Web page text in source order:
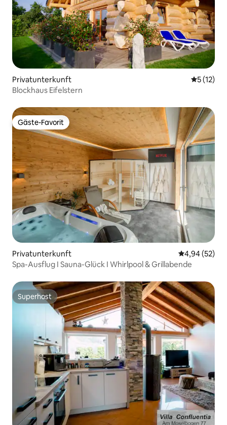
Privatunterkunft
5 (12)
Blockhaus Eifelstern
Gäste-Favorit
Gäste-Favorit
Privatunterkunft
4,94 (52)
Spa-Ausflug I Sauna-Glück I Whirlpool & Grillabende
Superhost
Superhost